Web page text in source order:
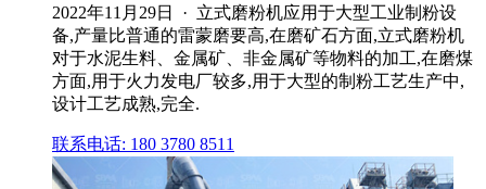
2022年11月29日 · 立式磨粉机应用于大型工业制粉设
备,产量比普通的雷蒙磨要高,在磨矿石方面,立式磨粉机
对于水泥生料、金属矿、非金属矿等物料的加工,在磨煤
方面,用于火力发电厂较多,用于大型的制粉工艺生产中,
设计工艺成熟,完全.
联系电话: 180 3780 8511